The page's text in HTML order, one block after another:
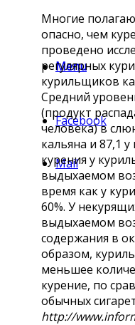
Menu
Facebook
Mail
Многие
опасно, чем
проведено
регулярных
курильщиков
Средний
(продукт
человека) в
кальяна и 87,1
курения у
выдыхаемом
время как у
60%. У
выдыхаемом
содержания в
образом,
меньшее
курение, по
обычных
http://